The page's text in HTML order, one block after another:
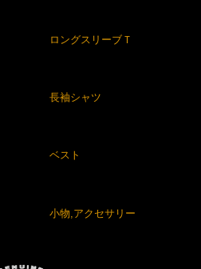
ロングスリーブＴ
長袖シャツ
ベスト
小物,アクセサリー